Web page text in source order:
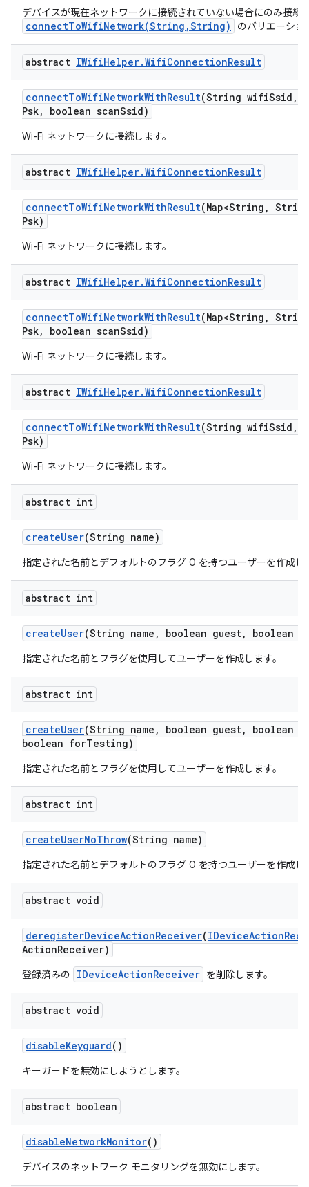
デバイスが現在ネットワークに接続されていない場合にのみ接続
connectToWifiNetwork(String,String) のバリエーショ
abstract IWifiHelper.WifiConnectionResult
connectToWifiNetworkWithResult(String wifiSsid ,
Psk, boolean scanSsid)
Wi-Fi ネットワークに接続します。
abstract IWifiHelper.WifiConnectionResult
connectToWifiNetworkWithResult(Map<String ,
Psk)
Wi-Fi ネットワークに接続します。
abstract IWifiHelper.WifiConnectionResult
connectToWifiNetworkWithResult(Map<String ,
Psk, boolean scanSsid)
Wi-Fi ネットワークに接続します。
abstract IWifiHelper.WifiConnectionResult
connectToWifiNetworkWithResult(String wifiSsid ,
Psk)
Wi-Fi ネットワークに接続します。
abstract int
createUser(String name)
指定された名前とデフォルトのフラグ 0 を持つユーザーを作成し
abstract int
createUser(String name , boolean guest, boolean
指定された名前とフラグを使用してユーザーを作成します。
abstract int
createUser(String name , boolean guest,
boolean
boolean forTesting)
指定された名前とフラグを使用してユーザーを作成します。
abstract int
createUserNoThrow(String name)
指定された名前とデフォルトのフラグ 0 を持つユーザーを作成し
abstract void
deregisterDeviceActionReceiver(IDeviceAction
ActionReceiver)
登録済みの IDeviceActionReceiver を削除します。
abstract void
disableKeyguard()
キーガードを無効にしようとします。
abstract boolean
disableNetworkMonitor()
デバイスのネットワーク モニタリングを無効にします。